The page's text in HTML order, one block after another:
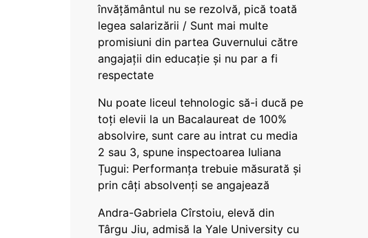
învățământul nu se rezolvă, pică toată
legea salarizării / Sunt mai multe
promisiuni din partea Guvernului către
angajații din educație și nu par a fi
respectate
Nu poate liceul tehnologic să-i ducă pe
toți elevii la un Bacalaureat de 100%
absolvire, sunt care au intrat cu media
2 sau 3, spune inspectoarea Iuliana
Țugui: Performanța trebuie măsurată și
prin câți absolvenți se angajează
Andra-Gabriela Cîrstoiu, elevă din
Târgu Jiu, admisă la Yale University cu